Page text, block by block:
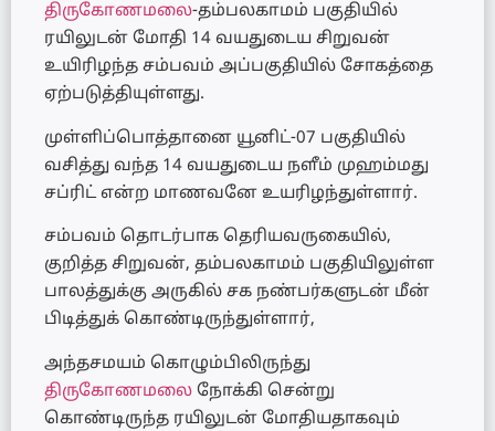
திருகோணமலை-தம்பலகாமம் பகுதியில்
ரயிலுடன் மோதி 14 வயதுடைய சிறுவன்
உயிரிழந்த சம்பவம் அப்பகுதியில் சோகத்தை
ஏற்படுத்தியுள்ளது.
முள்ளிப்பொத்தானை யூனிட்-07 பகுதியில்
வசித்து வந்த 14 வயதுடைய நளீம் முஹம்மது
சப்ரிட் என்ற மாணவனே உயரிழந்துள்ளார்.
சம்பவம் தொடர்பாக தெரியவருகையில்,
குறித்த சிறுவன், தம்பலகாமம் பகுதியிலுள்ள
பாலத்துக்கு அருகில் சக நண்பர்களுடன் மீன்
பிடித்துக் கொண்டிருந்துள்ளார்,
அந்தசமயம் கொழும்பிலிருந்து
திருகோணமலை நோக்கி சென்று
கொண்டிருந்த ரயிலுடன் மோதியதாகவும்